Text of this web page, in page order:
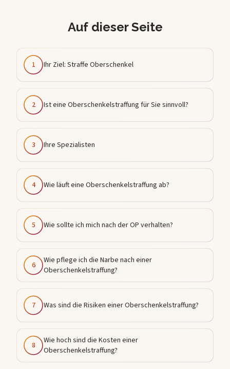
Auf dieser Seite
1 Ihr Ziel: Straffe Oberschenkel
2 Ist eine Oberschenkelstraffung für Sie sinnvoll?
3 Ihre Spezialisten
4 Wie läuft eine Oberschenkelstraffung ab?
5 Wie sollte ich mich nach der OP verhalten?
6
Wie pflege ich die Narbe nach einer
Oberschenkelstraffung?
7 Was sind die Risiken einer Oberschenkelstraffung?
8
Wie hoch sind die Kosten einer
Oberschenkelstraffung?